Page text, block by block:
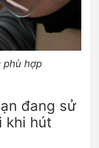
phù hợp
đang sử
khi hút